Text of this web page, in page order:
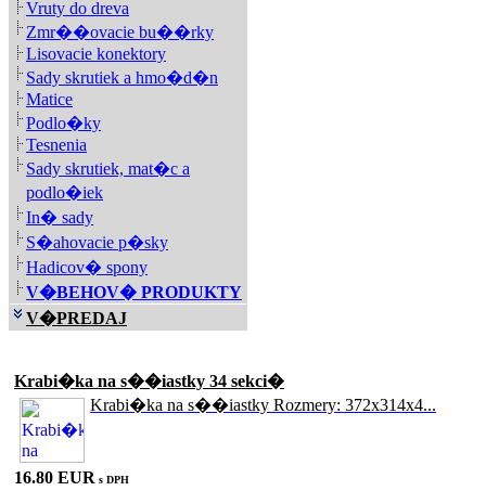
Vruty do dreva
Zmr��ovacie bu��rky
Lisovacie konektory
Sady skrutiek a hmo�d�n
Matice
Podlo�ky
Tesnenia
Sady skrutiek, mat�c a
podlo�iek
In� sady
S�ahovacie p�sky
Hadicov� spony
V�BEHOV� PRODUKTY
V�PREDAJ
Krabi�ka na s��iastky 34 sekci�
Krabi�ka na s��iastky Rozmery: 372x314x4...
16.80 EUR s DPH